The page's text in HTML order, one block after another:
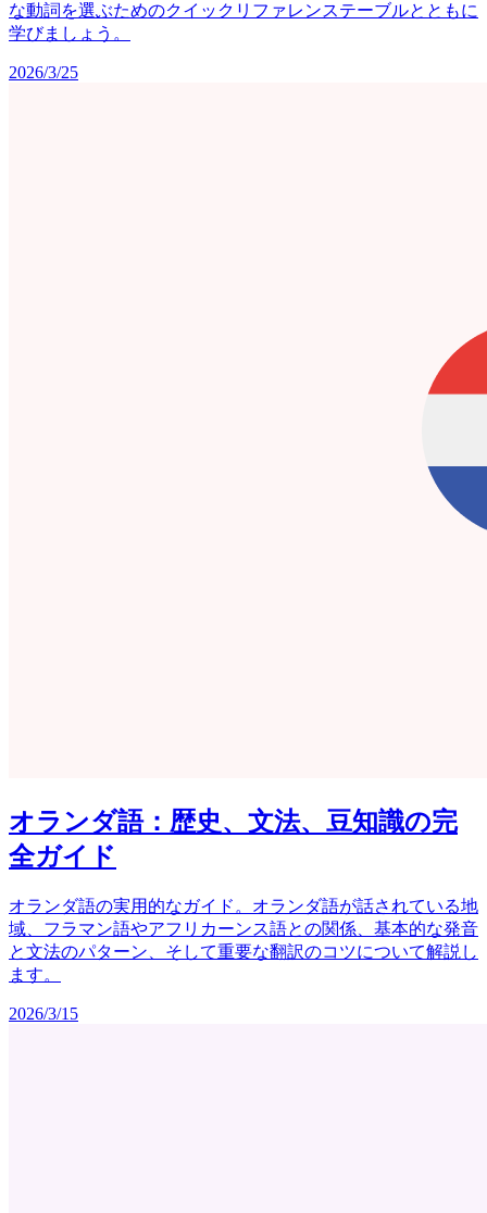
な動詞を選ぶためのクイックリファレンステーブルとともに
学びましょう。
2026/3/25
オランダ語：歴史、文法、豆知識の完
全ガイド
オランダ語の実用的なガイド。オランダ語が話されている地
域、フラマン語やアフリカーンス語との関係、基本的な発音
と文法のパターン、そして重要な翻訳のコツについて解説し
ます。
2026/3/15